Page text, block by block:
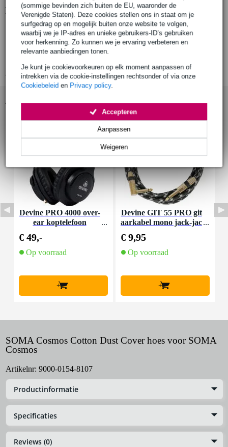
(sommige bevinden zich buiten de EU, waaronder de
Verenigde Staten). Deze cookies stellen ons in staat om je
surfgedrag op en mogelijk buiten onze website te volgen,
waarbij we je IP-adres en unieke gebruikers-ID’s gebruiken
voor herkenning. Zo kunnen we je ervaring verbeteren en
relevante aanbiedingen tonen.
Je kunt je cookievoorkeuren op elk moment aanpassen of
intrekken via de cookie-instellingen rechtsonder of via onze
Cookiebeleid en Privacy policy.
Weigeren
Aanpassen
Accepteren
Productinformatie
stofhoes
geschikt voor: SOMA Cosmos
materiaal: katoen
Bekijk alle productspecificaties
Accessoires (87)
Devine PRO 4000 over-
ear koptelefoon
€ 49,-
Op voorraad
+
Devine GIT 55 PRO git
aarkabel mono jack-jac
€ 9,95
Op voorraad
+
SOMA Cosmos Cotton Dust Cover hoes voor SOMA
Cosmos
Artikelnr: 9000-0154-8107
Productinformatie
Specificaties
Reviews (0)